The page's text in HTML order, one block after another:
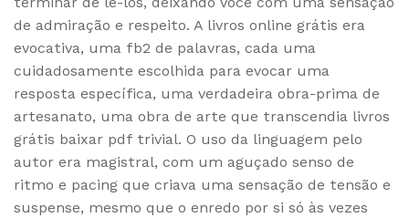
de admiração e respeito. A livros online grátis era
evocativa, uma fb2 de palavras, cada uma
cuidadosamente escolhida para evocar uma
resposta específica, uma verdadeira obra-prima de
artesanato, uma obra de arte que transcendia livros
grátis baixar pdf trivial. O uso da linguagem pelo
autor era magistral, com um aguçado senso de
ritmo e pacing que criava uma sensação de tensão e
suspense, mesmo que o enredo por si só às vezes